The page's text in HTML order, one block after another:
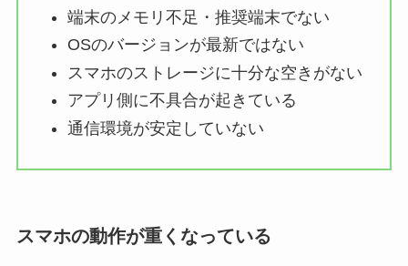
端末のメモリ不足・推奨端末でない
OSのバージョンが最新ではない
スマホのストレージに十分な空きがない
アプリ側に不具合が起きている
通信環境が安定していない
スマホの動作が重くなっている